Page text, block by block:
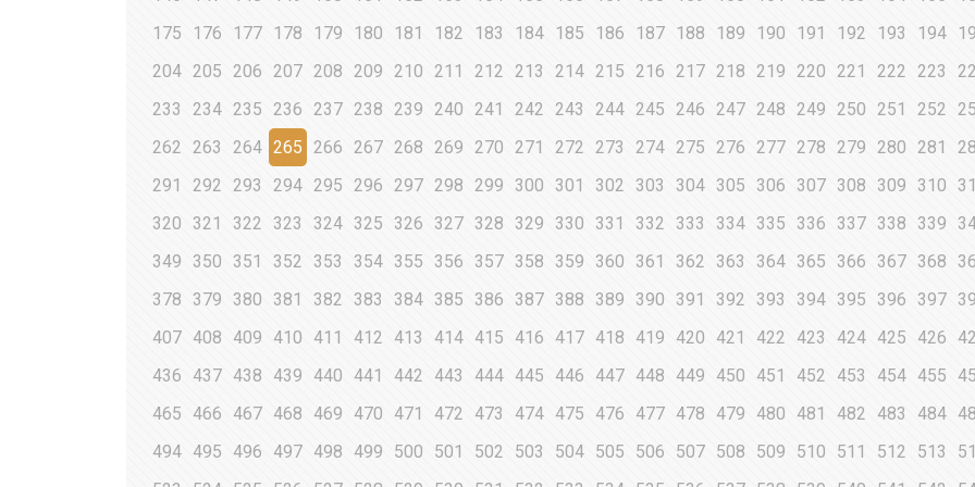
175
176 177 178 179 180 181 182 183 184 185 186 187 188 189 190 191 192 193 194
204 205 206 207 208 209 210 211 212 213 214 215 216 217 218 219 220 221 222 223
233
234 235 236 237 238 239 240 241 242 243 244 245 246 247 248 249 250 251 252
262
263 264 265 266 267 268 269 270 271 272 273 274 275 276 277 278 279 280 281
291
292 293 294 295 296 297 298 299 300 301 302 303 304 305 306 307 308 309 310
320
321 322 323 324 325 326 327 328 329 330 331 332 333 334 335 336 337 338 339
349
350 351 352 353 354 355 356 357 358 359 360 361 362 363 364 365 366 367 368
378
379 380 381 382 383 384 385 386 387 388 389 390 391 392 393 394 395 396 397
407 408 409 410 411 412 413 414 415 416 417 418 419 420 421 422 423 424 425 426
436
437 438 439 440 441 442 443 444 445 446 447 448 449 450 451 452 453 454 455
465
466 467 468 469 470 471 472 473 474 475 476 477 478 479 480 481 482 483 484
494 495 496 497 498 499 500 501 502 503 504 505 506 507 508 509 510 511 512 513